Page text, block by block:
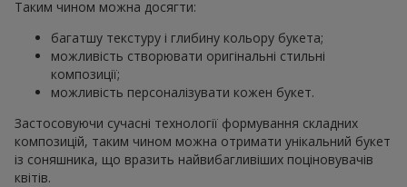
Таким чином можна досягти:
багатшу текстуру і глибину кольору букета;
можливість створювати оригінальні стильні
композиції;
можливість персоналізувати кожен букет.
Застосовуючи сучасні технології формування складних
композицій, таким чином можна отримати унікальний букет
із соняшника, що вразить найвибагливіших поціновувачів
квітів.